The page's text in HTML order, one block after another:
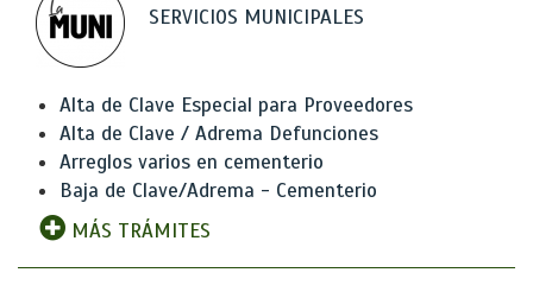
SERVICIOS MUNICIPALES
Alta de Clave Especial para Proveedores
Alta de Clave / Adrema Defunciones
Arreglos varios en cementerio
Baja de Clave/Adrema - Cementerio
MÁS TRÁMITES